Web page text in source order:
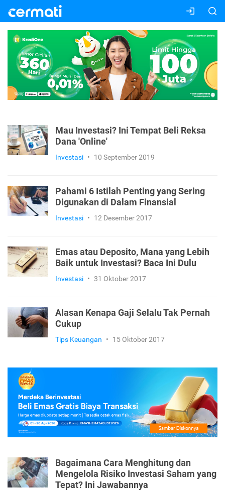
Mau Investasi? Ini Tempat Beli Reksa
Dana 'Online'
Investasi • 10 September 2019
Pahami 6 Istilah Penting yang Sering
Digunakan di Dalam Finansial
Investasi • 12 Desember 2017
Emas atau Deposito, Mana yang Lebih
Baik untuk Investasi? Baca Ini Dulu
Investasi • 31 Oktober 2017
Alasan Kenapa Gaji Selalu Tak Pernah
Cukup
Tips Keuangan • 15 Oktober 2017
Bagaimana Cara Menghitung dan
Mengelola Risiko Investasi Saham yang
Tepat? Ini Jawabannya